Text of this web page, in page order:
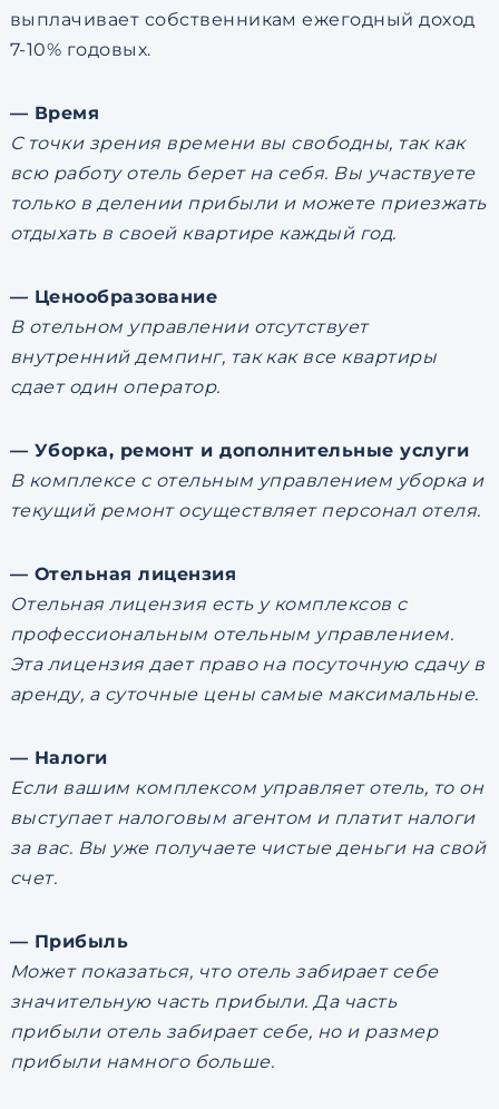
выплачивает собственникам ежегодный доход
7-10% годовых.
— Время
С точки зрения времени вы свободны, так как
всю работу отель берет на себя. Вы участвуете
только в делении прибыли и можете приезжать
отдыхать в своей квартире каждый год.
— Ценообразование
В отельном управлении отсутствует
внутренний демпинг, так как все квартиры
сдает один оператор.
— Уборка, ремонт и дополнительные услуги
В комплексе с отельным управлением уборка и
текущий ремонт осуществляет персонал отеля.
— Отельная лицензия
Отельная лицензия есть у комплексов с
профессиональным отельным управлением.
Эта лицензия дает право на посуточную сдачу в
аренду, а суточные цены самые максимальные.
— Налоги
Если вашим комплексом управляет отель, то он
выступает налоговым агентом и платит налоги
за вас. Вы уже получаете чистые деньги на свой
счет.
— Прибыль
Может показаться, что отель забирает себе
значительную часть прибыли. Да часть
прибыли отель забирает себе, но и размер
прибыли намного больше.